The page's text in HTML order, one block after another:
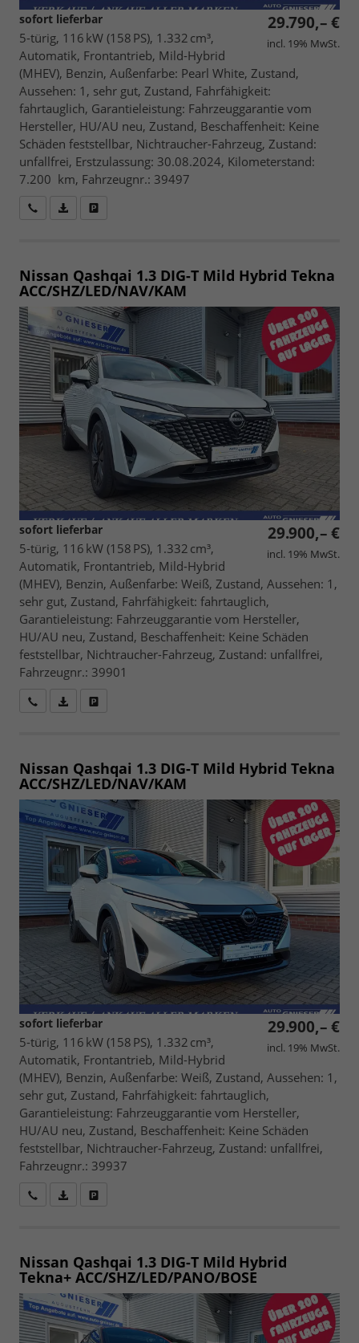
29.790,– €
incl. 19% MwSt.
sofort lieferbar
5-türig, 116 kW (158 PS), 1.332 cm³,
Automatik, Frontantrieb, Mild-Hybrid
(MHEV), Benzin, Außenfarbe: Pearl White, Zustand,
Aussehen: 1, sehr gut, Zustand, Fahrfähigkeit:
fahrtauglich, Garantieleistung: Fahrzeuggarantie vom
Hersteller, HU/AU neu, Zustand, Beschaffenheit: Keine
Schäden feststellbar, Nichtraucher-Fahrzeug, Zustand:
unfallfrei, Erstzulassung: 30.08.2024, Kilometerstand:
7.200 km, Fahrzeugnr.: 39497
Wir rufen Sie anFahrzeugexposé (PDF)
Nissan Qashqai 1.3 DIG-T Mild Hybrid Tekna
ACC/SHZ/LED/NAV/KAM
29.900,– €
incl. 19% MwSt.
sofort lieferbar
5-türig, 116 kW (158 PS), 1.332 cm³,
Automatik, Frontantrieb, Mild-Hybrid
(MHEV), Benzin, Außenfarbe: Weiß, Zustand, Aussehen: 1,
sehr gut, Zustand, Fahrfähigkeit: fahrtauglich,
Garantieleistung: Fahrzeuggarantie vom Hersteller,
HU/AU neu, Zustand, Beschaffenheit: Keine Schäden
feststellbar, Nichtraucher-Fahrzeug, Zustand: unfallfrei,
Fahrzeugnr.: 39901
Wir rufen Sie anFahrzeugexposé (PDF)
Nissan Qashqai 1.3 DIG-T Mild Hybrid Tekna
ACC/SHZ/LED/NAV/KAM
29.900,– €
incl. 19% MwSt.
sofort lieferbar
5-türig, 116 kW (158 PS), 1.332 cm³,
Automatik, Frontantrieb, Mild-Hybrid
(MHEV), Benzin, Außenfarbe: Weiß, Zustand, Aussehen: 1,
sehr gut, Zustand, Fahrfähigkeit: fahrtauglich,
Garantieleistung: Fahrzeuggarantie vom Hersteller,
HU/AU neu, Zustand, Beschaffenheit: Keine Schäden
feststellbar, Nichtraucher-Fahrzeug, Zustand: unfallfrei,
Fahrzeugnr.: 39937
Wir rufen Sie anFahrzeugexposé (PDF)
Nissan Qashqai 1.3 DIG-T Mild Hybrid
Tekna+ ACC/SHZ/LED/PANO/BOSE